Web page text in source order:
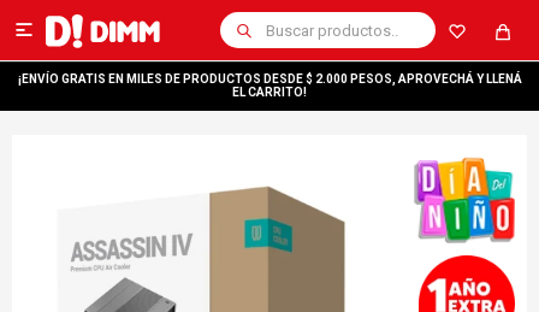

¡ENVÍO GRATIS EN MILES DE PRODUCTOS DESDE $ 2.000 PESOS, APROVECHÁ Y LLENÁ
EL CARRITO!